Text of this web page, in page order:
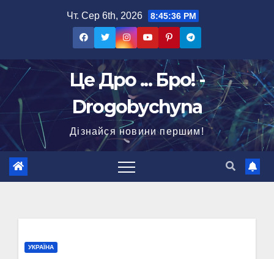
Чт. Сер 6th, 2026 8:45:37 PM
Це Дро ... Бро! -
Drogobychyna
Дізнайся новини першим!
УКРАЇНА